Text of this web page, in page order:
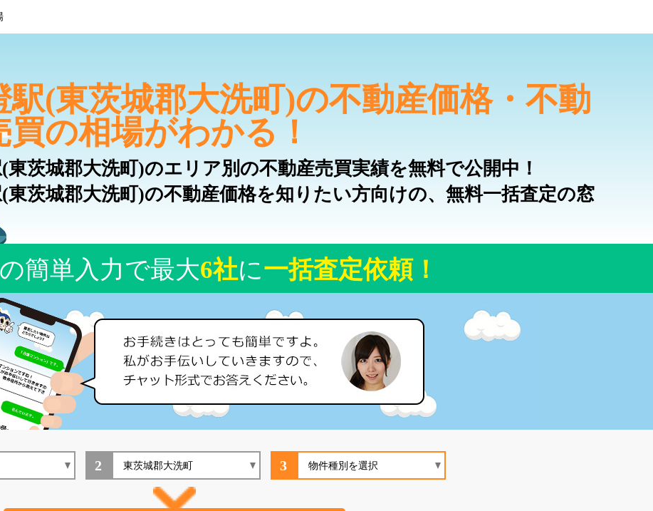
駅(東茨城郡大洗町)の不動産価格・不動
買の相場がわかる！
東茨城郡大洗町)のエリア別の不動産売買実績を無料で公開中！
東茨城郡大洗町)の不動産価格を知りたい方向けの、無料一括査定の窓
簡単入力で最大6社に一括査定依頼！
2 3